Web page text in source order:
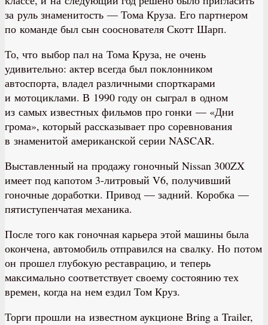
за руль знаменитость — Тома Круза. Его партнером
по команде был сын сооснователя Скотт Шарп.
То, что выбор пал на Тома Круза, не очень
удивительно: актер всегда был поклонником
автоспорта, владел различными спорткарами
и мотоциклами. В 1990 году он сыграл в одном
из самых известных фильмов про гонки — «Дни
грома», который рассказывает про соревнования
в знаменитой американской серии NASCAR.
Выставленный на продажу гоночный Nissan 300ZX
имеет под капотом 3-литровый V6, получивший
гоночные доработки. Привод — задний. Коробка —
пятиступенчатая механика.
После того как гоночная карьера этой машины была
окончена, автомобиль отправился на свалку. Но потом
он прошел глубокую реставрацию, и теперь
максимально соответствует своему состоянию тех
времен, когда на нем ездил Том Круз.
Торги прошли на известном аукционе Bring a Trailer,